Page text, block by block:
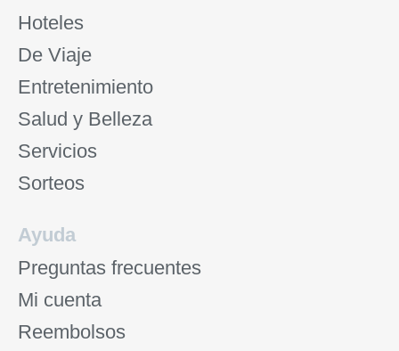
Hoteles
De Viaje
Entretenimiento
Salud y Belleza
Servicios
Sorteos
Ayuda
Preguntas frecuentes
Mi cuenta
Reembolsos